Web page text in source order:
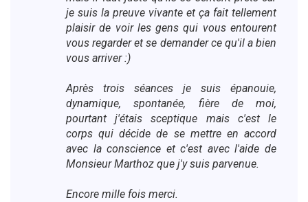
je suis la preuve vivante et ça fait tellement
plaisir de voir les gens qui vous entourent
vous regarder et se demander ce qu'il a bien
vous arriver :)
Après trois séances je suis épanouie,
dynamique, spontanée, fière de moi,
pourtant j'étais sceptique mais c'est le
corps qui décide de se mettre en accord
avec la conscience et c'est avec l'aide de
Monsieur Marthoz que j'y suis parvenue.
Encore mille fois merci.